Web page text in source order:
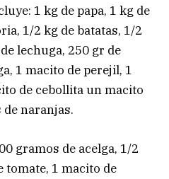
1 kg de papa, 1 kg de
1/2 kg de batatas, 1/2
lechuga, 250 gr de
1 macito de perejil, 1
de cebollita un macito
de naranjas.
gramos de acelga, 1/2
tomate, 1 macito de